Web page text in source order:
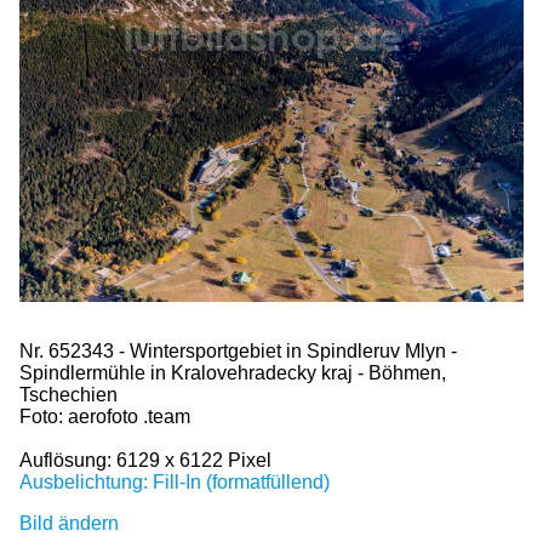
Nr. 652343 - Wintersportgebiet in Spindleruv Mlyn -
Spindlermühle in Kralovehradecky kraj - Böhmen,
Tschechien
Foto: aerofoto .team
Auflösung: 6129 x 6122 Pixel
Ausbelichtung: Fill-In (formatfüllend)
Bild ändern